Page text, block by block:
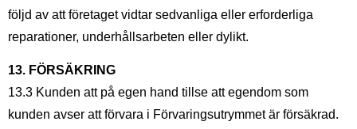
följd av att företaget vidtar sedvanliga eller erforderliga
reparationer, underhållsarbeten eller dylikt.
13. FÖRSÄKRING
13.3 Kunden att på egen hand tillse att egendom som
kunden avser att förvara i Förvaringsutrymmet är försäkrad.